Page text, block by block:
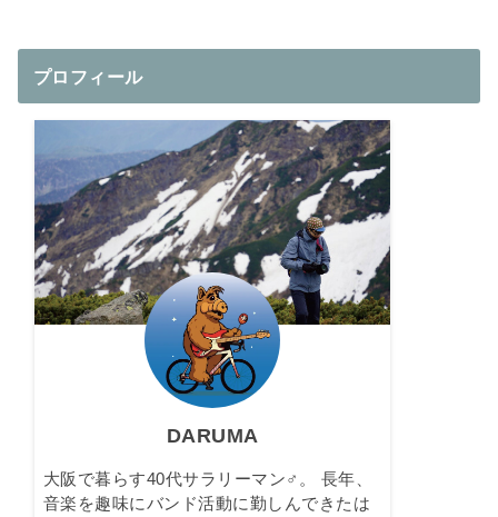
RINGSに換えて
みた！【非真円
チェーンリン
リーフィット）
た！
プロフィール
DARUMA
大阪で暮らす40代サラリーマン♂。 長年、
音楽を趣味にバンド活動に勤しんできたは